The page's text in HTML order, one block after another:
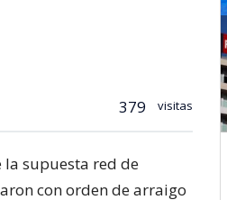
379 visitas
la supuesta red de
con orden de arraigo